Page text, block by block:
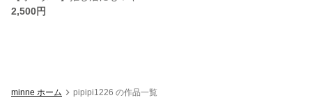
2,500円
minne ホーム pipipi1226 の作品一覧